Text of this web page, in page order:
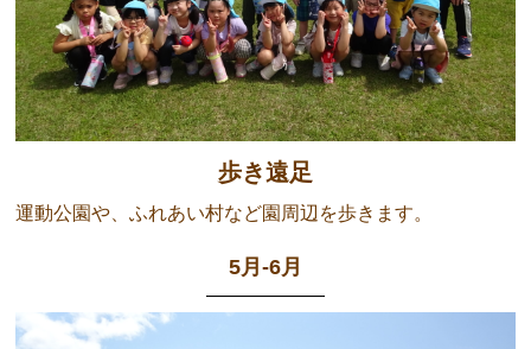
歩き遠足
運動公園や、ふれあい村など園周辺を歩きます。
5月-6月